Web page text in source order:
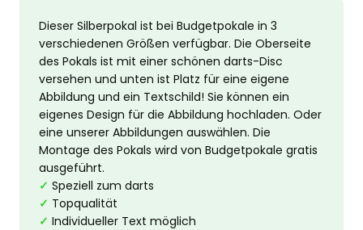
Dieser Silberpokal ist bei Budgetpokale in 3
verschiedenen Größen verfügbar. Die Oberseite
des Pokals ist mit einer schönen darts-Disc
versehen und unten ist Platz für eine eigene
Abbildung und ein Textschild! Sie können ein
eigenes Design für die Abbildung hochladen. Oder
eine unserer Abbildungen auswählen. Die
Montage des Pokals wird von Budgetpokale gratis
ausgeführt.
✓ Speziell zum darts
✓ Topqualität
✓ Individueller Text möglich